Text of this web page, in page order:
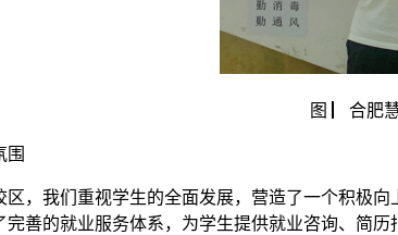
图 ▏合肥慧
我们重视学生的全面发展，营造了一个积极向
善的就业服务体系，为学生提供就业咨询、简